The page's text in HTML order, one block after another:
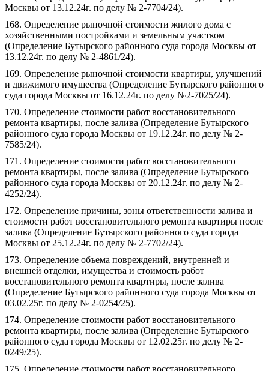
Москвы от 13.12.24г. по делу № 2-7704/24).
168. Определение рыночной стоимости жилого дома с
хозяйственными постройками и земельным участком
(Определение Бутырского районного суда города Москвы от
13.12.24г. по делу № 2-4861/24).
169. Определение рыночной стоимости квартиры, улучшений
и движимого имущества (Определение Бутырского районного
суда города Москвы от 16.12.24г. по делу №2-7025/24).
170. Определение стоимости работ восстановительного
ремонта квартиры, после залива (Определение Бутырского
районного суда города Москвы от 19.12.24г. по делу № 2-
7585/24).
171. Определение стоимости работ восстановительного
ремонта квартиры, после залива (Определение Бутырского
районного суда города Москвы от 20.12.24г. по делу № 2-
4252/24).
172. Определение причины, зоны ответственности залива и
стоимости работ восстановительного ремонта квартиры после
залива (Определение Бутырского районного суда города
Москвы от 25.12.24г. по делу № 2-7702/24).
173. Определение объема повреждений, внутренней и
внешней отделки, имущества и стоимость работ
восстановительного ремонта квартиры, после залива
(Определение Бутырского районного суда города Москвы от
03.02.25г. по делу № 2-0254/25).
174. Определение стоимости работ восстановительного
ремонта квартиры, после залива (Определение Бутырского
районного суда города Москвы от 12.02.25г. по делу № 2-
0249/25).
175. Определение стоимости работ восстановительного